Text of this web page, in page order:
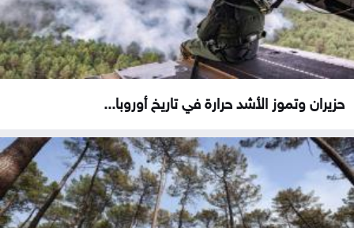
حزيران وتموز الأشد حرارة في تاريخ أوروبا...